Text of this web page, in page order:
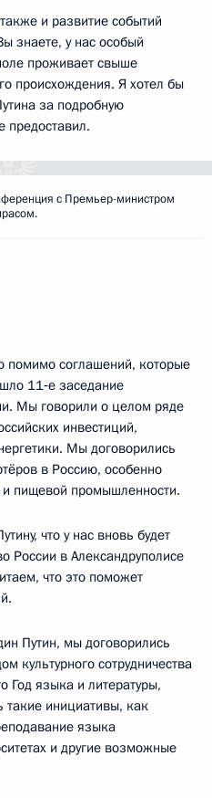
и развитие событий
знаете, у нас особый
проживает свыше
происхождения. Я хотел бы
за подробную
с Премьер-министром
помимо соглашений, которые
11‑е заседание
Мы говорили о целом ряде
инвестиций,
Мы договорились
в Россию, особенно
и пищевой промышленности.
что у нас вновь будет
России в Александруполисе
что это поможет
Путин, мы договорились
культурного сотрудничества
Год языка и литературы,
инициативы, как
языка
и другие возможные